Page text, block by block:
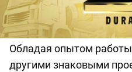
Обладая опытом работы
другими знаковыми